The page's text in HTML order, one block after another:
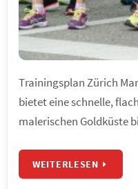
Trainingsplan Zürich
bietet eine schnelle,
malerischen Goldküste
WEITERLESEN